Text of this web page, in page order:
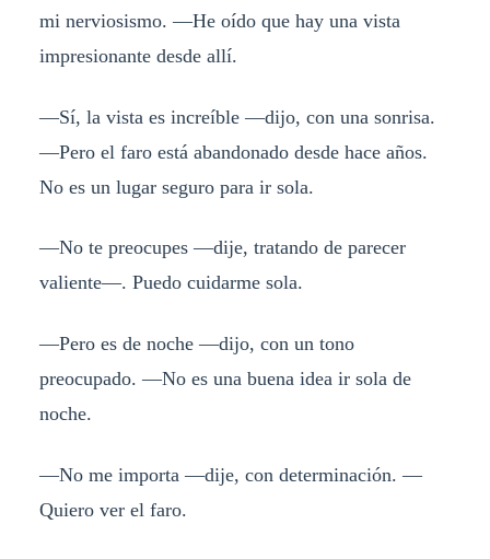
mi nerviosismo. —He oído que hay una vista
impresionante desde allí.
—Sí, la vista es increíble —dijo, con una sonrisa.
—Pero el faro está abandonado desde hace años.
No es un lugar seguro para ir sola.
—No te preocupes —dije, tratando de parecer
valiente—. Puedo cuidarme sola.
—Pero es de noche —dijo, con un tono
preocupado. —No es una buena idea ir sola de
noche.
—No me importa —dije, con determinación. —
Quiero ver el faro.